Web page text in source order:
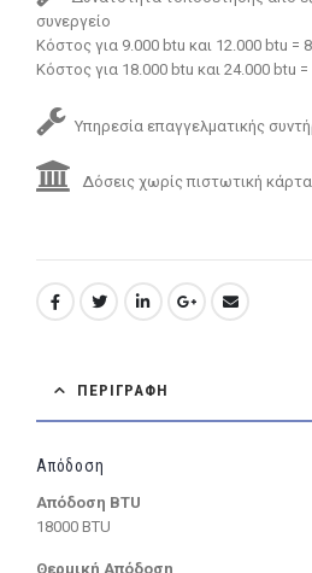
συνεργείο
Κόστος για 9.000 btu και 12.000 btu =
Κόστος για 18.000 btu και 24.000 btu =
Υπηρεσία επαγγελματικής
Δόσεις χωρίς πιστωτική κάρτα
ΠΕΡΙΓΡΑΦΉ
Απόδοση
Απόδοση BTU
18000 BTU
Θερμική Απόδοση